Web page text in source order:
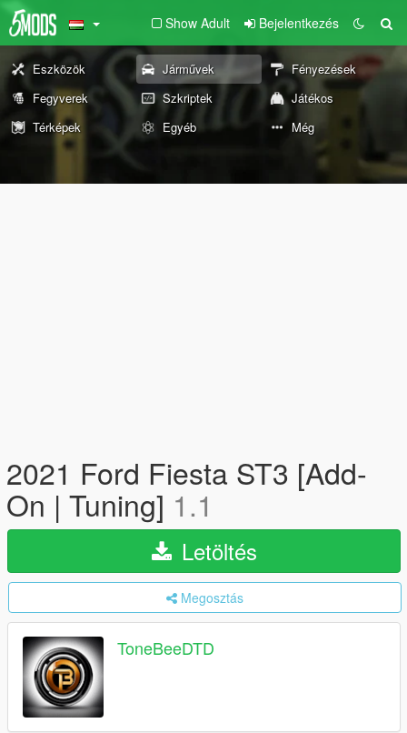
Show Adult Bejelentkezés
Eszközök Járművek
Fényezések
Fegyverek
Szkriptek
Játékos
Térképek
Egyéb Még
2021 Ford Fiesta ST3 [Add-
On | Tuning] 1.1
Letöltés
Megosztás
ToneBeeDTD